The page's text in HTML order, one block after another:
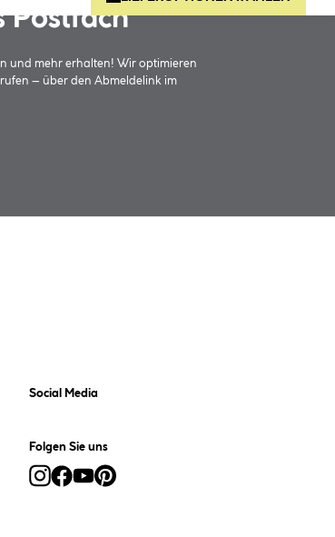
Postfach
und mehr erhalten! Wir optimieren
– über den Abmeldelink im
Social Media
Folgen Sie uns